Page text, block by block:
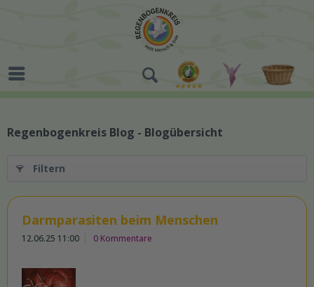
Regenbogenkreis Blog - Blogübersicht
Filtern
Darmparasiten beim Menschen
12.06.25 11:00 0 Kommentare